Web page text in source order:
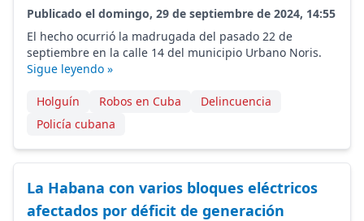
Publicado el domingo, 29 de septiembre de 2024, 14:55
El hecho ocurrió la madrugada del pasado 22 de
septiembre en la calle 14 del municipio Urbano Noris.
Sigue leyendo »
Holguín Robos en Cuba
Delincuencia
Policía cubana
La Habana con varios bloques eléctricos
afectados por déficit de generación